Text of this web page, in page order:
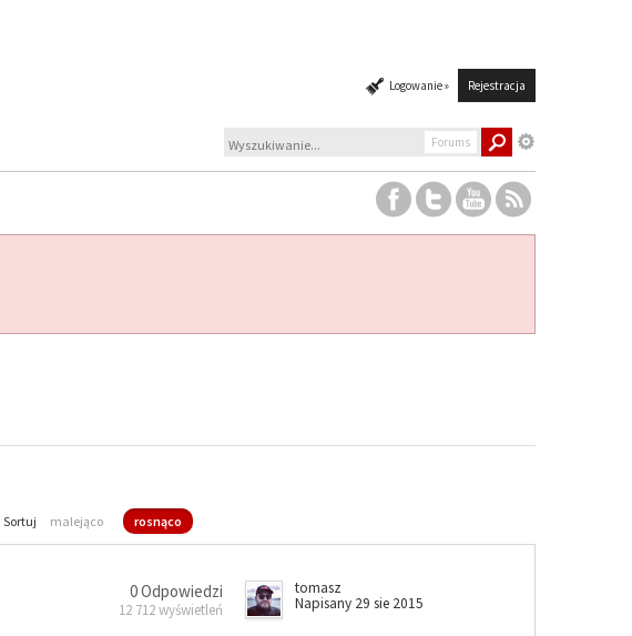
Logowanie » Rejestracja
Forums
Sortuj malejąco rosnąco
0 Odpowiedzi
12 712 wyświetleń
tomasz
Napisany 29 sie 2015